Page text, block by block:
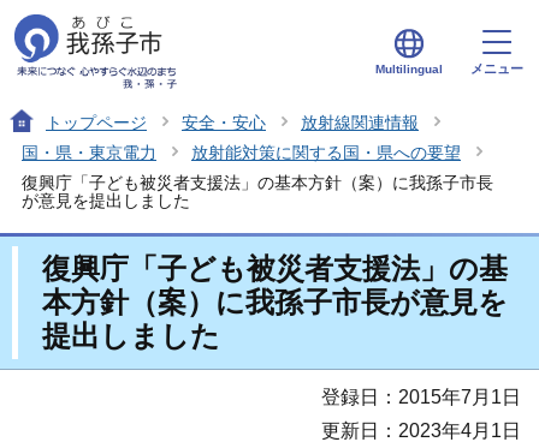
Multilingual メニュー
トップページ 安全・安心
放射線関連情報
国・県・東京電力
放射能対策に関する国・県への要望
復興庁「子ども被災者支援法」の基本方針（案）に我孫子市長
が意見を提出しました
復興庁「子ども被災者支援法」の基
本方針（案）に我孫子市長が意見を
提出しました
登録日：2015年7月1日
更新日：2023年4月1日